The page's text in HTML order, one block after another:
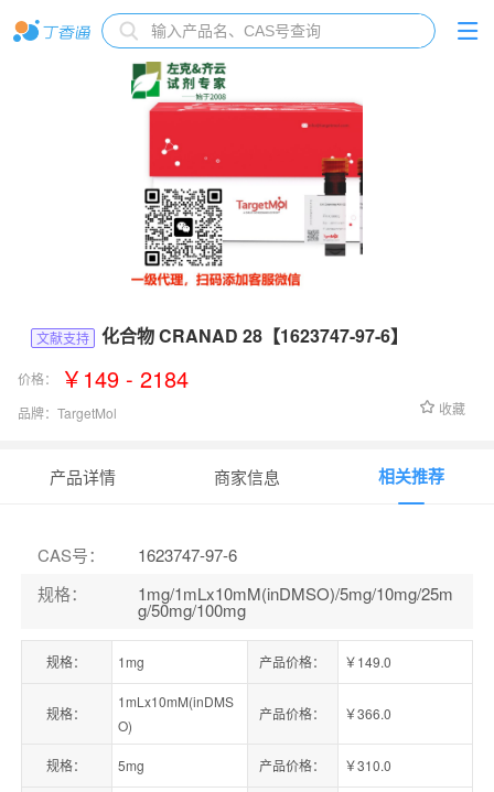
文献支持 化合物 CRANAD 28【1623747-97-6】
价格： ￥149 - 2184
品牌： TargetMol 收藏
产品详情 商家信息 相关推荐
CAS号：
1623747-97-6
规格： 1mg/1mLx10mM(inDMSO)/5mg/10mg/25m
g/50mg/100mg
规格： 1mg 产品价格： ￥149.0
规格：
1mLx10mM(inDMS
O)
产品价格： ￥366.0
规格： 5mg 产品价格： ￥310.0